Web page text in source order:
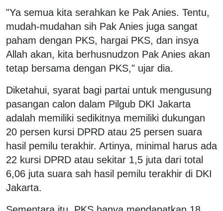
"Ya semua kita serahkan ke Pak Anies. Tentu,
mudah-mudahan sih Pak Anies juga sangat
paham dengan PKS, hargai PKS, dan insya
Allah akan, kita berhusnudzon Pak Anies akan
tetap bersama dengan PKS," ujar dia.
Diketahui, syarat bagi partai untuk mengusung
pasangan calon dalam Pilgub DKI Jakarta
adalah memiliki sedikitnya memiliki dukungan
20 persen kursi DPRD atau 25 persen suara
hasil pemilu terakhir. Artinya, minimal harus ada
22 kursi DPRD atau sekitar 1,5 juta dari total
6,06 juta suara sah hasil pemilu terakhir di DKI
Jakarta.